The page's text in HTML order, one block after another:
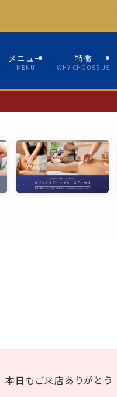
メニュー
MENU
特徴
WHY CHOOSE US
日もご来店ありがとう